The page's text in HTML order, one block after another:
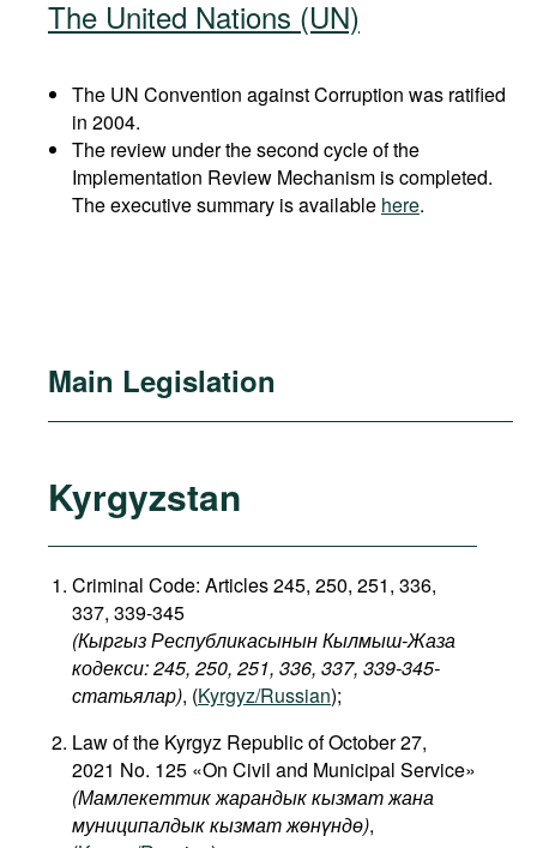
The United Nations (UN)
The UN Convention against Corruption was ratified
in 2004.
The review under the second cycle of the
Implementation Review Mechanism is completed.
The executive summary is available here.
Main Legislation
Kyrgyzstan
Criminal Code: Articles 245, 250, 251, 336,
337, 339-345
(Кыргыз Республикасынын Кылмыш-Жаза
кодекси: 245, 250, 251, 336, 337, 339-345-
статьялар), (Kyrgyz/Russian);
Law of the Kyrgyz Republic of October 27,
2021 No. 125 «On Civil and Municipal Service»
(Мамлекеттик жарандык кызмат жана
муниципалдык кызмат жөнүндө),